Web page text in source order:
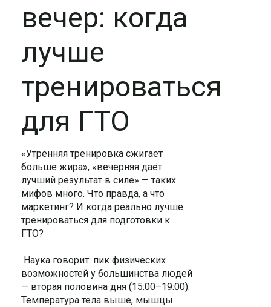
вечер: когда
лучше
тренироваться
для ГТО
«Утренняя тренировка сжигает
больше жира», «вечерняя даёт
лучший результат в силе» — таких
мифов много. Что правда, а что
маркетинг? И когда реально лучше
тренироваться для подготовки к
ГТО?
Наука говорит: пик физических
возможностей у большинства людей
— вторая половина дня (15:00–19:00).
Температура тела выше, мышцы